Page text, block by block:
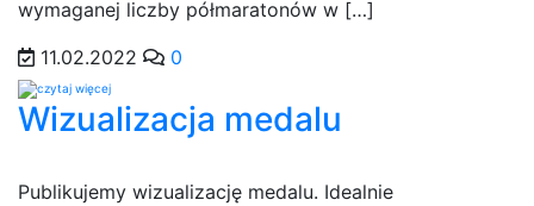
wymaganej liczby półmaratonów w […]
11.02.2022
0
Wizualizacja medalu
Publikujemy wizualizację medalu. Idealnie